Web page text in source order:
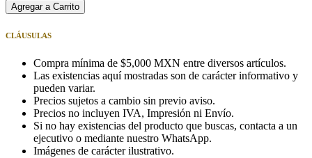
Agregar a Carrito
CLÁUSULAS
Compra mínima de $5,000 MXN entre diversos artículos.
Las existencias aquí mostradas son de carácter informativo y
pueden variar.
Precios sujetos a cambio sin previo aviso.
Precios no incluyen IVA, Impresión ni Envío.
Si no hay existencias del producto que buscas, contacta a un
ejecutivo o mediante nuestro WhatsApp.
Imágenes de carácter ilustrativo.